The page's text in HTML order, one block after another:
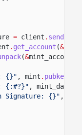
= client .
. get_account (&
(&mint_account
{}" , mint . pubkey
{:#?}" , mint_data);
Signature: {}" ,